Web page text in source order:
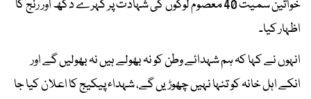
خواتین سمیت 40 معصوم لوگوں کی شہادت پر گہرے دکھ اور رنج کا
اظہار کیا۔
انہوں نے کہا کہ ہم شہدائے وطن کو نہ بھولے ہیں نہ بھولیں گے اور
انکے اہل خانہ کو تنہا نہیں چھوڑیں گے، شہداء پیکیج کا اعلان کیا جا